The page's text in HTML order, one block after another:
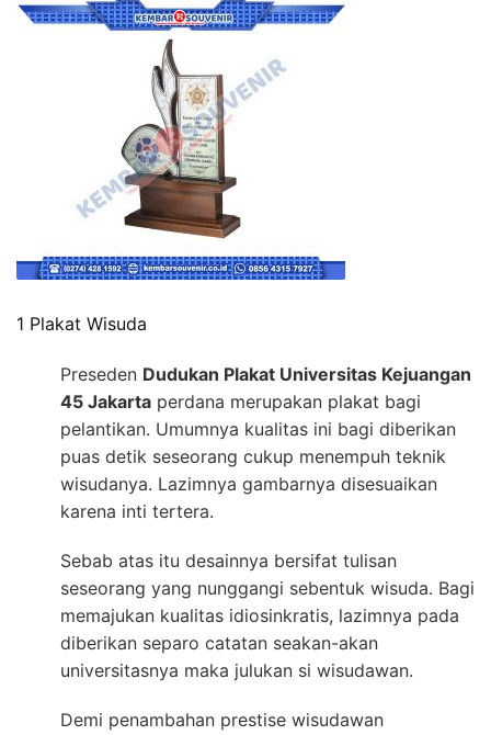
1 Plakat Wisuda
Preseden Dudukan Plakat Universitas Kejuangan
45 Jakarta perdana merupakan plakat bagi
pelantikan. Umumnya kualitas ini bagi diberikan
puas detik seseorang cukup menempuh teknik
wisudanya. Lazimnya gambarnya disesuaikan
karena inti tertera.
Sebab atas itu desainnya bersifat tulisan
seseorang yang nunggangi sebentuk wisuda. Bagi
memajukan kualitas idiosinkratis, lazimnya pada
diberikan separo catatan seakan-akan
universitasnya maka julukan si wisudawan.
Demi penambahan prestise wisudawan